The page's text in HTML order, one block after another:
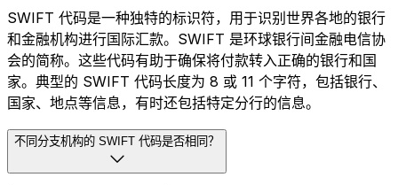
SWIFT 代码是一种独特的标识符，用于识别世界各地的银行
和金融机构进行国际汇款。SWIFT 是环球银行间金融电信协
会的简称。这些代码有助于确保将付款转入正确的银行和国
家。典型的 SWIFT 代码长度为 8 或 11 个字符，包括银行、
国家、地点等信息，有时还包括特定分行的信息。
不同分支机构的 SWIFT 代码是否相同？